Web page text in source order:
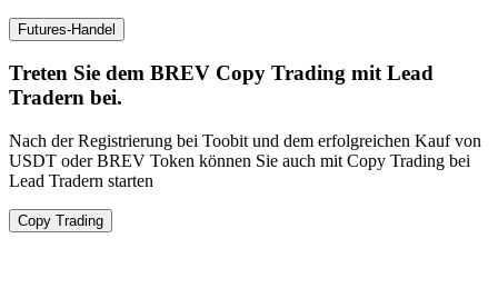
Futures-Handel
Treten Sie dem BREV Copy Trading mit Lead
Tradern bei.
Nach der Registrierung bei Toobit und dem erfolgreichen Kauf von
USDT oder BREV Token können Sie auch mit Copy Trading bei
Lead Tradern starten
Copy Trading